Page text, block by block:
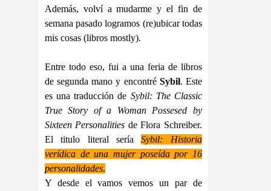
Además, volví a mudarme y el fin de
semana pasado logramos (re)ubicar todas
mis cosas (libros mostly).
Entre todo eso, fui a una feria de libros
de segunda mano y encontré Sybil. Este
es una traducción de Sybil: The Classic
True Story of a Woman Possesed by
Sixteen Personalities de Flora Schreiber.
El titulo literal seríaSybil: Historia
verídica de una mujer poseída por 16
personalidades.
Y desde el vamos vemos un par de